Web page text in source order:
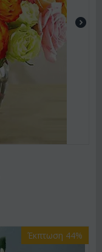
Έκπτωση 44%